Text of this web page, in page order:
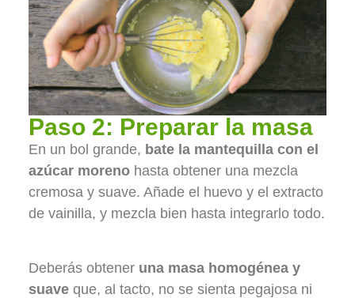
Paso 2: Preparar la masa
En un bol grande, bate la mantequilla con el
azúcar moreno hasta obtener una mezcla
cremosa y suave. Añade el huevo y el extracto
de vainilla, y mezcla bien hasta integrarlo todo.
Deberás obteneruna masa homogénea y
suaveque, al tacto, no se sienta pegajosa ni